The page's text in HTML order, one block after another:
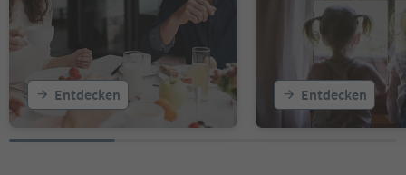
18
19
20
22
23
Entdecken Entdecken